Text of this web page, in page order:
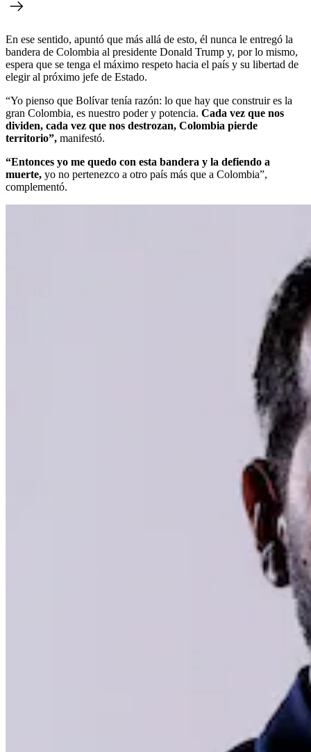
En ese sentido, apuntó que más allá de esto, él nunca le entregó la
bandera de Colombia al presidente Donald Trump y, por lo mismo,
espera que se tenga el máximo respeto hacia el país y su libertad de
elegir al próximo jefe de Estado.
“Yo pienso que Bolívar tenía razón: lo que hay que construir es la
gran Colombia, es nuestro poder y potencia. Cada vez que nos
dividen, cada vez que nos destrozan, Colombia pierde
territorio”, manifestó.
“Entonces yo me quedo con esta bandera y la defiendo a
muerte, yo no pertenezco a otro país más que a Colombia”,
complementó.